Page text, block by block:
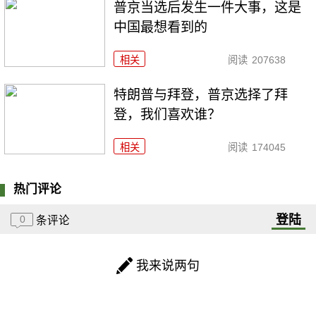
普京当选后发生一件大事，这是
中国最想看到的
相关 阅读 207638
特朗普与拜登，普京选择了拜
登，我们喜欢谁？
相关 阅读 174045
热门评论
0 条评论 登陆
我来说两句